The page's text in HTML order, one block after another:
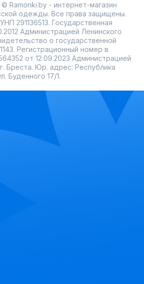
Ramonki.by - интернет-магазин
одежды. Все права защищены.
291136513. Государственная
Администрацией Ленинского
о государственной
Регистрационный номер в
от 12.09.2023 Администрацией
Бреста. Юр. адрес: Республика
Буденного 17/1.